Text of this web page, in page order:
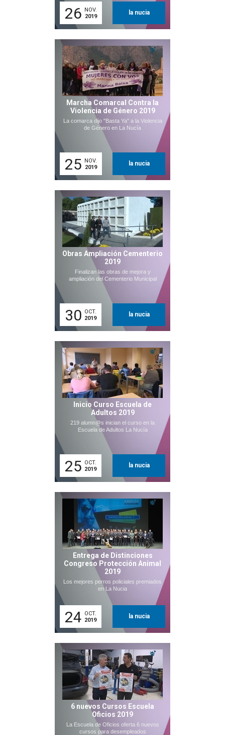
26 NOV.
2019
la nucia
Marcha Comarcal Contra la
Violencia de Género 2019
La comarca dijo "Basta Ya" a la Violencia
de Género en La Nucía
25 NOV.
2019
la nucia
Obras Ampliación Cementerio
2019
Finalizan las obras de mejora y
ampliación del Cementerio Municipal
30 OCT.
2019
la nucia
Inicio Curso Escuela de
Adultos 2019
219 alumn@s inician el curso en la
Escuela de Adultos La Nucía
25 OCT.
2019
la nucia
Entrega de Distinciones
Congreso Protección Animal
2019
Los mejores perros policiales premiados
en La Nucia
24 OCT.
2019
la nucia
6 nuevos Cursos Escuela
Oficios 2019
La Escuela de Oficios oferta 6 nuevos
cursos para desempleados